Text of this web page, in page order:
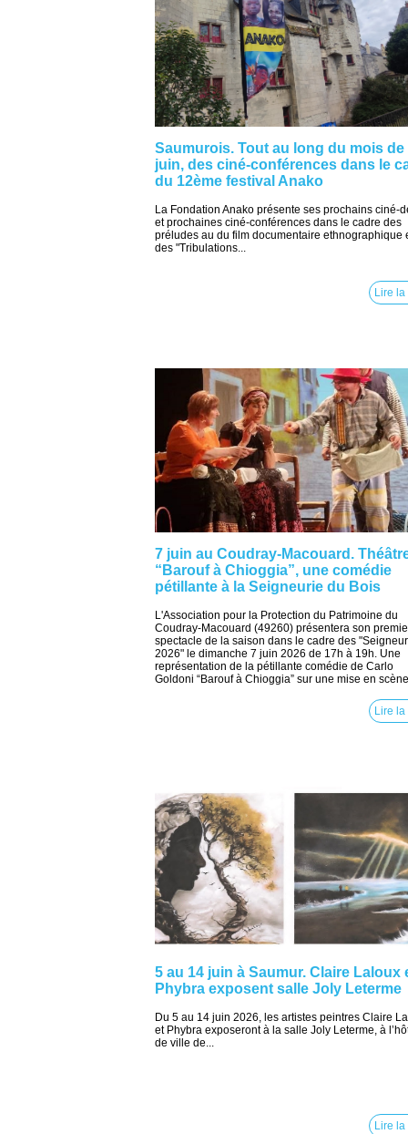
Saumurois. Tout au long du mois de
juin, des ciné-conférences dans le
du 12ème festival Anako
La Fondation Anako présente ses prochains ciné-
et prochaines ciné-conférences dans le cadre des
préludes au du film documentaire ethnographique
des "Tribulations...
Lire la
7 juin au Coudray-Macouard.
“Barouf à Chioggia”, une comédie
pétillante à la Seigneurie du Bois
L'Association pour la Protection du Patrimoine du
Coudray-Macouard (49260) présentera son
spectacle de la saison dans le cadre des
2026" le dimanche 7 juin 2026 de 17h à 19h. Une
représentation de la pétillante comédie de Carlo
Goldoni “Barouf à Chioggia” sur une mise en
Lire la
5 au 14 juin à Saumur. Claire Laloux
Phybra exposent salle Joly Leterme
Du 5 au 14 juin 2026, les artistes peintres Claire
et Phybra exposeront à la salle Joly Leterme, à
de ville de...
Lire la